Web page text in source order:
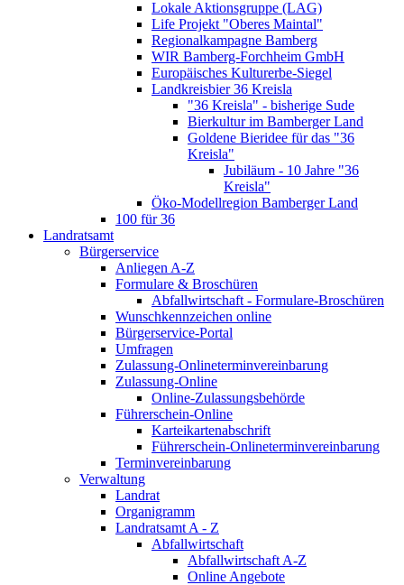
Lokale Aktionsgruppe (LAG)
Life Projekt "Oberes Maintal"
Regionalkampagne Bamberg
WIR Bamberg-Forchheim GmbH
Europäisches Kulturerbe-Siegel
Landkreisbier 36 Kreisla
"36 Kreisla" - bisherige Sude
Bierkultur im Bamberger Land
Goldene Bieridee für das "36
Kreisla"
Jubiläum - 10 Jahre "36
Kreisla"
Öko-Modellregion Bamberger Land
100 für 36
Landratsamt
Bürgerservice
Anliegen A-Z
Formulare & Broschüren
Abfallwirtschaft - Formulare-Broschüren
Wunschkennzeichen online
Bürgerservice-Portal
Umfragen
Zulassung-Onlineterminvereinbarung
Zulassung-Online
Online-Zulassungsbehörde
Führerschein-Online
Karteikartenabschrift
Führerschein-Onlineterminvereinbarung
Terminvereinbarung
Verwaltung
Landrat
Organigramm
Landratsamt A - Z
Abfallwirtschaft
Abfallwirtschaft A-Z
Online Angebote